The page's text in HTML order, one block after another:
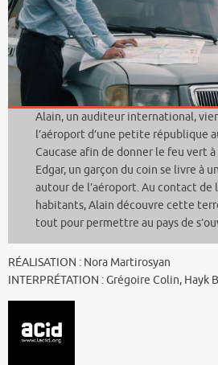
Alain, un auditeur international,
l’aéroport d’une petite république
Caucase afin de donner le feu vert
Edgar, un garçon du coin se livre à
autour de l’aéroport. Au contact de
habitants, Alain découvre cette
tout pour permettre au pays de
RÉALISATION : Nora Martirosyan
INTERPRÉTATION : Grégoire Colin, Hayk